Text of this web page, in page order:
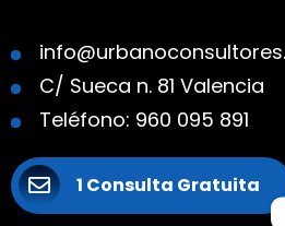
C/ Sueca n. 81 Valencia
Teléfono: 960 095 891
1 Consulta Gratuita